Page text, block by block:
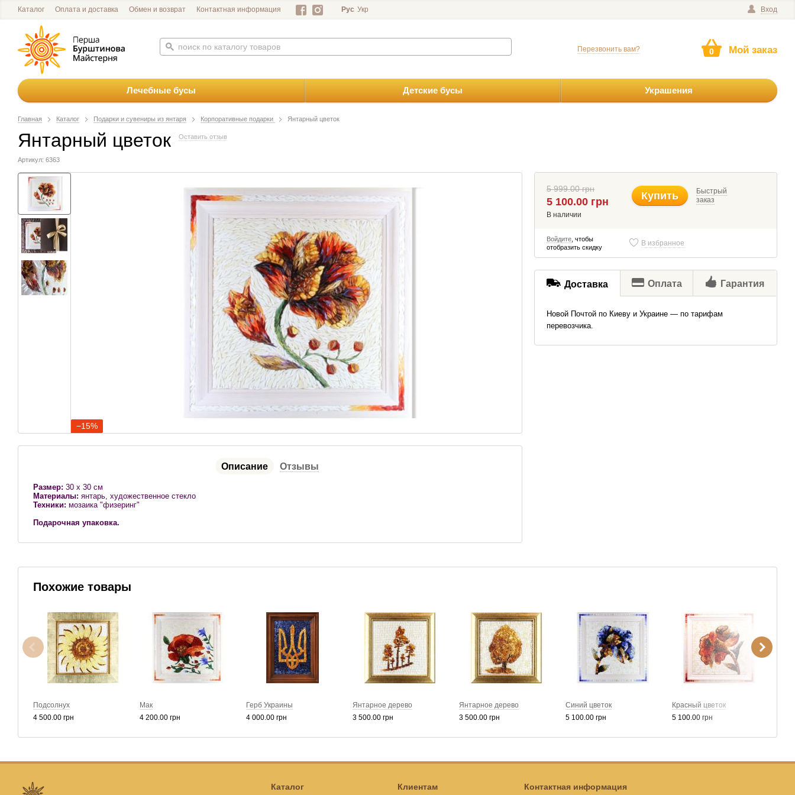
Каталог Оплата и доставка Обмен и возврат Контактная информация Вход
Рус Укр
Перезвонить вам? 0 Мой заказ
Лечебные бусы Детские бусы Украшения
Главная Каталог Подарки и сувениры из янтаря Корпоративные подарки Янтарный цветок
Янтарный цветок Оставить отзыв
Артикул: 6363
−15%
Описание Отзывы
Размер: 30 х 30 см
Материалы: янтарь, художественное стекло
Техники: мозаика "физеринг"
Подарочная упаковка.
5 999.00 грн
5 100.00 грн
В наличии
Купить
Быстрый
заказ
Войдите , чтобы
отобразить скидку
В избранное
Доставка Оплата Гарантия
Новой Почтой по Киеву и Украине — по тарифам
перевозчика.
Похожие товары
Подсолнух
4 500.00 грн
Мак
4 200.00 грн
Герб Украины
4 000.00 грн
Янтарное дерево
3 500.00 грн
Янтарное дерево
3 500.00 грн
Синий цветок
5 100.00 грн
Красный цветок
5 100.00 грн
Каталог Клиентам Контактная информация